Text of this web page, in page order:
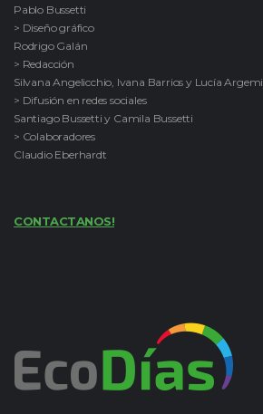
Pablo Bussetti
> Diseño gráfico
Rodrigo Galán
> Redacción
Silvana Angelicchio, Ivana Barrios y Lucía Argemi
> Difusión en redes sociales
Santiago Bussetti y Camila Bussetti
> Colaboradores
Claudio Eberhardt
CONTACTANOS!